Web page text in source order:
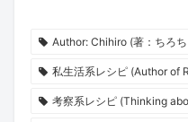
Author: Chihiro (著：ちろち
私生活系レシピ (Author of
考察系レシピ (Thinking